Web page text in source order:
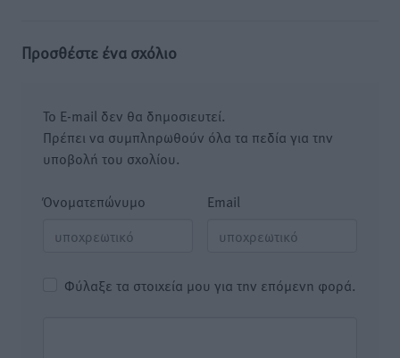
Προσθέστε ένα σχόλιο
Το E-mail δεν θα δημοσιευτεί.
Πρέπει να συμπληρωθούν όλα τα πεδία για την
υποβολή του σχολίου.
Όνοματεπώνυμο Email
Φύλαξε τα στοιχεία μου για την επόμενη φορά.